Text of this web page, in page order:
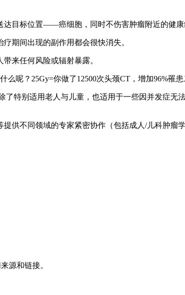
目标位置——癌细胞，同时不伤害肿瘤附近的健康
期间出现的副作用都会很快消失。
来任何风险或辐射暴露。
？25Gy=你做了12500次头颈CT，增加96%罹患
特别适用老人与儿童，也适用于一些因并发症无
不同领域的专家紧密协作（包括成人/儿科肿瘤
源和链接。